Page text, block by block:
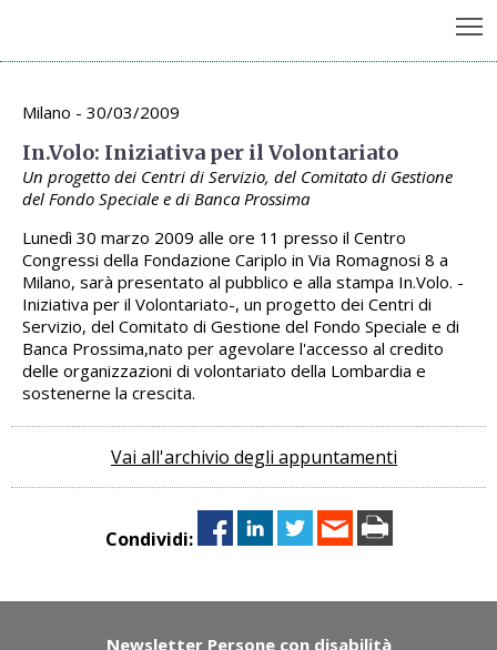
Archivio appuntamenti
Milano - 30/03/2009
In.Volo: Iniziativa per il Volontariato
Un progetto dei Centri di Servizio, del Comitato di Gestione
del Fondo Speciale e di Banca Prossima
Lunedì 30 marzo 2009 alle ore 11 presso il Centro
Congressi della Fondazione Cariplo in Via Romagnosi 8 a
Milano, sarà presentato al pubblico e alla stampa In.Volo. -
Iniziativa per il Volontariato-, un progetto dei Centri di
Servizio, del Comitato di Gestione del Fondo Speciale e di
Banca Prossima,nato per agevolare l'accesso al credito
delle organizzazioni di volontariato della Lombardia e
sostenerne la crescita.
Vai all'archivio degli appuntamenti
Condividi:
Newsletter Persone con disabilità